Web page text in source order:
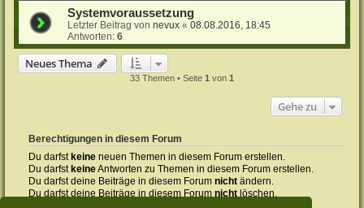
Systemvoraussetzung
Letzter Beitrag vonnevux «08.08.2016, 18:45
Antworten:6
Neues Thema
33 Themen • Seite 1 von 1
Gehe zu
Berechtigungen in diesem Forum
Du darfstkeine neuen Themen in diesem Forum erstellen.
Du darfstkeineAntworten zu Themen in diesem Forum erstellen.
Du darfst deine Beiträge in diesem Forumnicht ändern.
Du darfst deine Beiträge in diesem Forumnicht löschen.